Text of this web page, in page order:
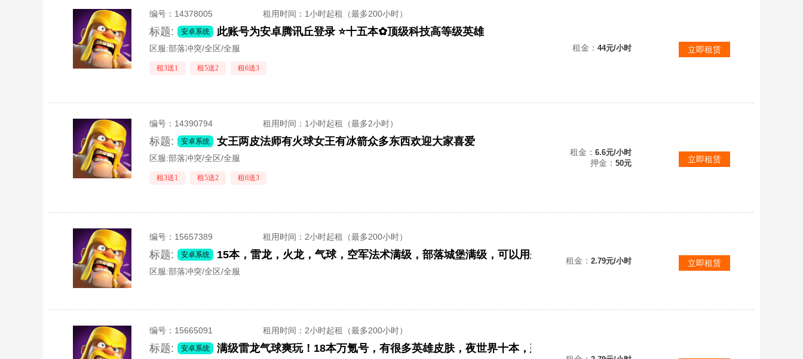
编号： 14378005 租用时间 ：1小时起租（最多200小时）
标题: 安卓系统 此账号为安卓腾讯丘登录 ⭐十五本✿顶级科技高等级英雄
区服:部落冲突/全区/全服
租3送1 租5送2 租6送3
租金： 44元/小时 立即租赁
编号： 14390794 租用时间 ：1小时起租（最多2小时）
标题: 安卓系统 女王两皮法师有火球女王有冰箭众多东西欢迎大家喜爱
区服:部落冲突/全区/全服
租3送1 租5送2 租6送3
租金： 6.6元/小时
押金： 50元 立即租赁
编号： 15657389 租用时间 ：2小时起租（最多200小时）
标题: 安卓系统 15本，雷龙，火龙，气球，空军法术满级，部落城堡满级，可以用来捐兵
区服:部落冲突/全区/全服
租金： 2.79元/小时 立即租赁
编号： 15665091 租用时间 ：2小时起租（最多200小时）
标题: 安卓系统